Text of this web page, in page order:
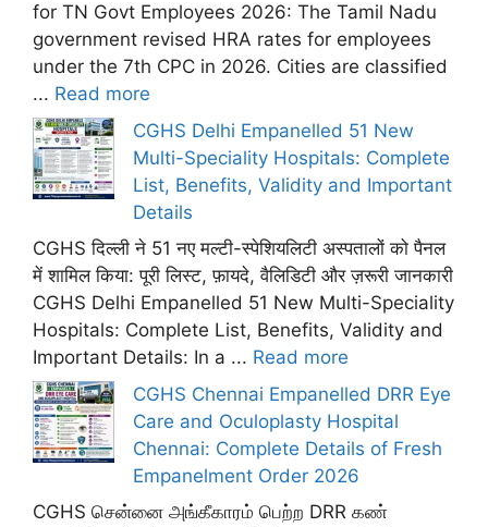
for TN Govt Employees 2026: The Tamil Nadu
government revised HRA rates for employees
under the 7th CPC in 2026. Cities are classified
... Read more
CGHS Delhi Empanelled 51 New
Multi-Speciality Hospitals: Complete
List, Benefits, Validity and Important
Details
CGHS दिल्ली ने 51 नए मल्टी-स्पेशियलिटी अस्पतालों को पैनल
में शामिल किया: पूरी लिस्ट, फ़ायदे, वैलिडिटी और ज़रूरी जानकारी
CGHS Delhi Empanelled 51 New Multi-Speciality
Hospitals: Complete List, Benefits, Validity and
Important Details: In a ... Read more
CGHS Chennai Empanelled DRR Eye
Care and Oculoplasty Hospital
Chennai: Complete Details of Fresh
Empanelment Order 2026
CGHS சென்னை அங்கீகாரம் பெற்ற DRR கண்